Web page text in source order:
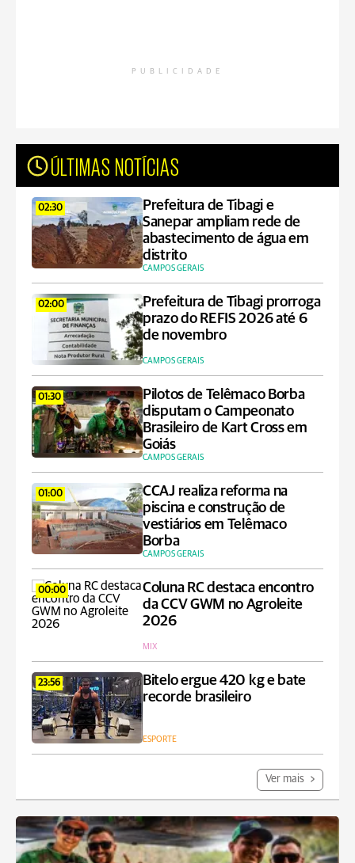
PUBLICIDADE
ÚLTIMAS NOTÍCIAS
02:30
Prefeitura de Tibagi e
Sanepar ampliam rede de
abastecimento de água em
distrito
CAMPOS GERAIS
02:00
Prefeitura de Tibagi prorroga
prazo do REFIS 2026 até 6
de novembro
CAMPOS GERAIS
01:30
Pilotos de Telêmaco Borba
disputam o Campeonato
Brasileiro de Kart Cross em
Goiás
CAMPOS GERAIS
01:00
CCAJ realiza reforma na
piscina e construção de
vestiários em Telêmaco
Borba
CAMPOS GERAIS
00:00
Coluna RC destaca encontro
da CCV GWM no Agroleite
2026
MIX
23:56
Bitelo ergue 420 kg e bate
recorde brasileiro
ESPORTE
Ver mais